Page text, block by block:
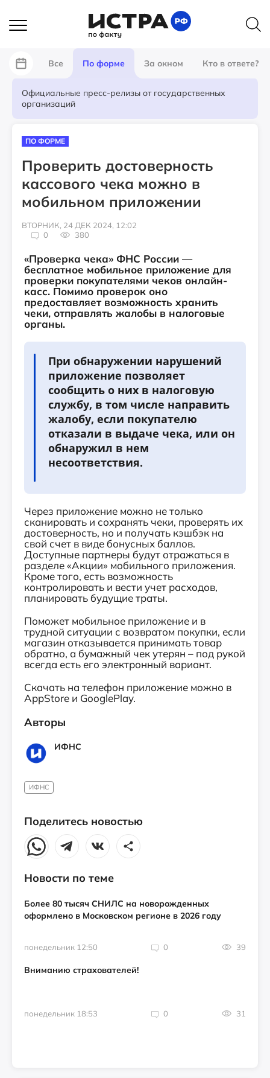
Все По форме За окном Кто в ответе?
Официальные пресс-релизы от государственных
организаций
ПО ФОРМЕ
Проверить достоверность
кассового чека можно в
мобильном приложении
ВТОРНИК, 24 ДЕК 2024, 12:02
0
380
«Проверка чека» ФНС России —
бесплатное мобильное приложение для
проверки покупателями чеков онлайн-
касс. Помимо проверок оно
предоставляет возможность хранить
чеки, отправлять жалобы в налоговые
органы.
При обнаружении нарушений
приложение позволяет
сообщить о них в налоговую
службу, в том числе направить
жалобу, если покупателю
отказали в выдаче чека, или он
обнаружил в нем
несоответствия.
Через приложение можно не только
сканировать и сохранять чеки, проверять их
достоверность, но и получать кэшбэк на
свой счет в виде бонусных баллов.
Доступные партнеры будут отражаться в
разделе «Акции» мобильного приложения.
Кроме того, есть возможность
контролировать и вести учет расходов,
планировать будущие траты.
Поможет мобильное приложение и в
трудной ситуации с возвратом покупки, если
магазин отказывается принимать товар
обратно, а бумажный чек утерян – под рукой
всегда есть его электронный вариант.
Скачать на телефон приложение можно в
AppStore и GooglePlay.
Авторы
ИФНС
ИФНС
Поделитесь новостью
Новости по теме
Более 80 тысяч СНИЛС на новорожденных
оформлено в Московском регионе в 2026 году
понедельник 12:50 0 39
Вниманию страхователей!
понедельник 18:53 0 31